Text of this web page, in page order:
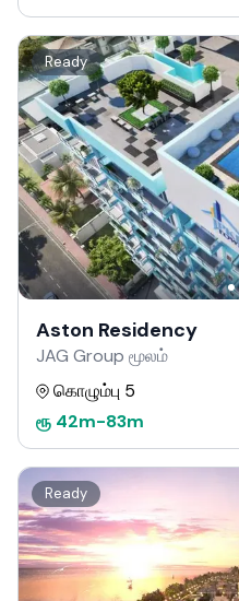
Ready
Aston Residency
JAG Group மூலம்
கொழும்பு 5
ரூ 42m-83m
Ready